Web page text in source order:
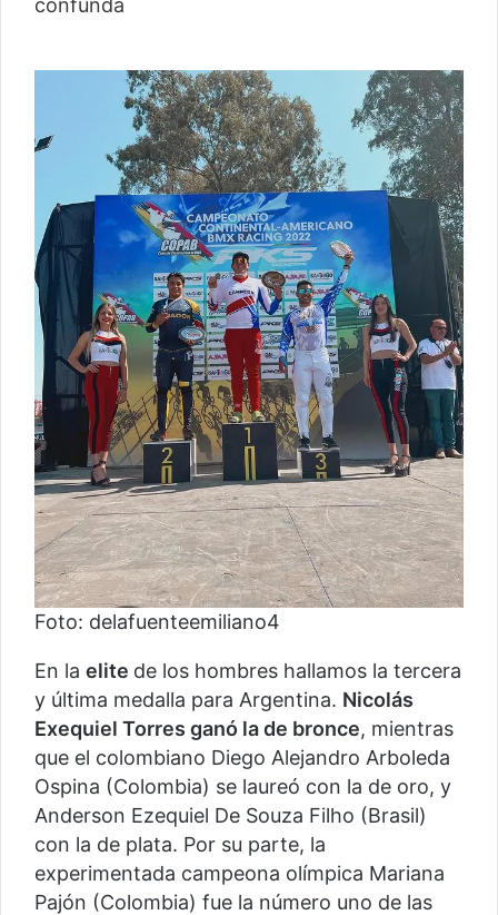
Foto: delafuenteemiliano4
En la elite de los hombres hallamos la tercera
y última medalla para Argentina. Nicolás
Exequiel Torres ganó la de bronce, mientras
que el colombiano Diego Alejandro Arboleda
Ospina (Colombia) se laureó con la de oro, y
Anderson Ezequiel De Souza Filho (Brasil)
con la de plata. Por su parte, la
experimentada campeona olímpica Mariana
Pajón (Colombia) fue la número uno de las